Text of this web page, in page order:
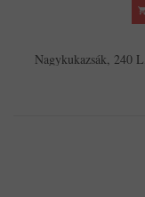
Nagykukazsák, 240